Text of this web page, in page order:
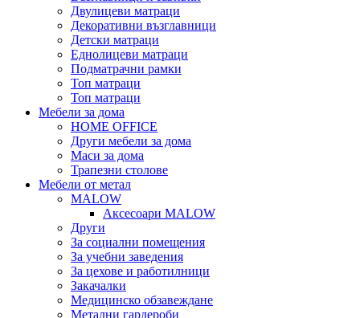
Двулицеви матраци
Декоративни възглавници
Детски матраци
Еднолицеви матраци
Подматрачни рамки
Топ матраци
Топ матраци
Мебели за дома
HOME OFFICE
Други мебели за дома
Маси за дома
Трапезни столове
Мебели от метал
MALOW
Аксесоари MALOW
Други
За социални помещения
За учебни заведения
За цехове и работилници
Закачалки
Медицинско обзавеждане
Метални гардероби